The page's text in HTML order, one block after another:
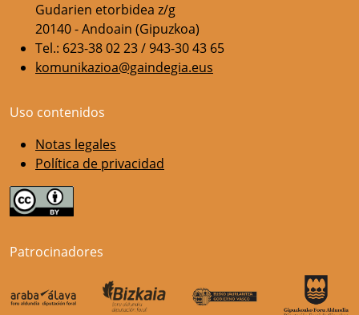
Gudarien etorbidea z/g
20140 - Andoain (Gipuzkoa)
Tel.: 623-38 02 23 / 943-30 43 65
komunikazioa@gaindegia.eus
Uso contenidos
Notas legales
Política de privacidad
Patrocinadores